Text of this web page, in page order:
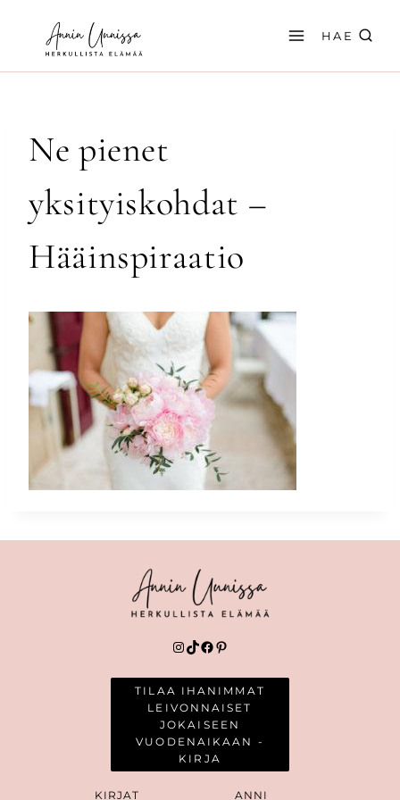
sisältöön
HAE
Ne pienet
yksityiskohdat –
Hääinspiraatio
Instagram
TikTok
Facebook
Pinterest
TILAA IHANIMMAT
LEIVONNAISET
JOKAISEEN
VUODENAIKAAN -
KIRJA
KIRJAT ANNI